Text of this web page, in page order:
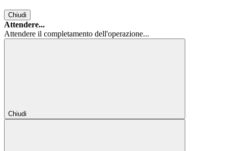
Chiudi
Attendere...
Attendere il completamento dell'operazione...
Chiudi